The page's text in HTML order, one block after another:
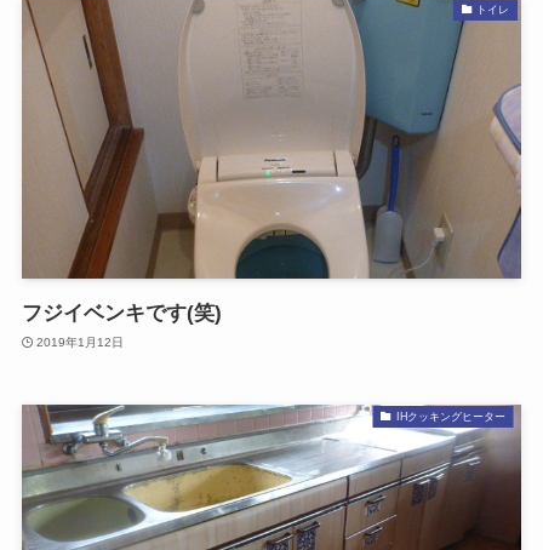
トイレ
フジイベンキです(笑)
2019年1月12日
IHクッキングヒーター